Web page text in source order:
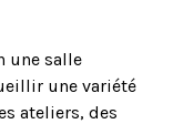
une salle
une variété
ateliers, des